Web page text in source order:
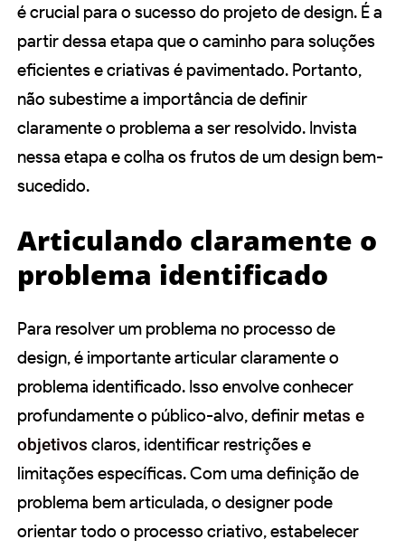
é crucial para o sucesso do projeto de design. É a
partir dessa etapa que o caminho para soluções
eficientes e criativas é pavimentado. Portanto,
não subestime a importância de definir
claramente o problema a ser resolvido. Invista
nessa etapa e colha os frutos de um design bem-
sucedido.
Articulando claramente o
problema identificado
Para resolver um problema no processo de
design, é importante articular claramente o
problema identificado. Isso envolve conhecer
profundamente o público-alvo, definir metas e
objetivos claros, identificar restrições e
limitações específicas. Com uma definição de
problema bem articulada, o designer pode
orientar todo o processo criativo, estabelecer